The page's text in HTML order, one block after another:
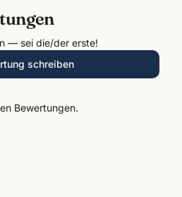
— sei die/der erste!
schreiben
Bewertungen.